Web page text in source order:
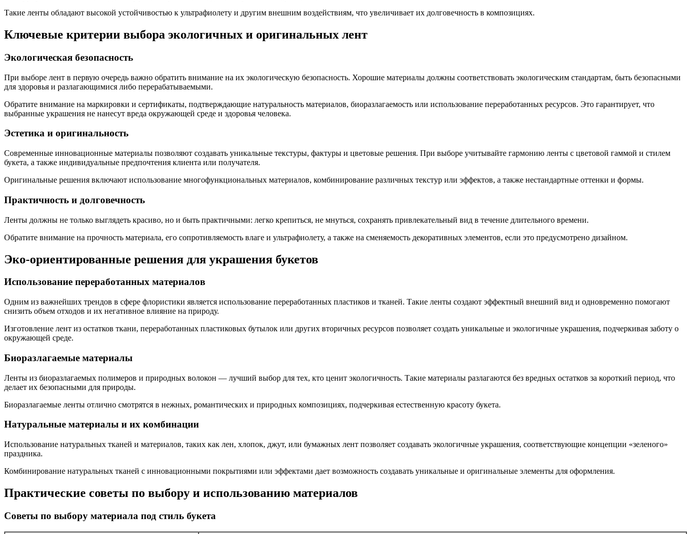
Такие ленты обладают высокой устойчивостью к ультрафиолету и другим внешним воздействиям, что увеличивает их долговечность в композициях.
Ключевые критерии выбора экологичных и оригинальных лент
Экологическая безопасность
При выборе лент в первую очередь важно обратить внимание на их экологическую безопасность. Хорошие материалы должны соответствовать экологическим стандартам, быть безопасными
для здоровья и разлагающимися либо перерабатываемыми.
Обратите внимание на маркировки и сертификаты, подтверждающие натуральность материалов, биоразлагаемость или использование переработанных ресурсов. Это гарантирует, что
выбранные украшения не нанесут вреда окружающей среде и здоровья человека.
Эстетика и оригинальность
Современные инновационные материалы позволяют создавать уникальные текстуры, фактуры и цветовые решения. При выборе учитывайте гармонию ленты с цветовой гаммой и стилем
букета, а также индивидуальные предпочтения клиента или получателя.
Оригинальные решения включают использование многофункциональных материалов, комбинирование различных текстур или эффектов, а также нестандартные оттенки и формы.
Практичность и долговечность
Ленты должны не только выглядеть красиво, но и быть практичными: легко крепиться, не мнуться, сохранять привлекательный вид в течение длительного времени.
Обратите внимание на прочность материала, его сопротивляемость влаге и ультрафиолету, а также на сменяемость декоративных элементов, если это предусмотрено дизайном.
Эко-ориентированные решения для украшения букетов
Использование переработанных материалов
Одним из важнейших трендов в сфере флористики является использование переработанных пластиков и тканей. Такие ленты создают эффектный внешний вид и одновременно помогают
снизить объем отходов и их негативное влияние на природу.
Изготовление лент из остатков ткани, переработанных пластиковых бутылок или других вторичных ресурсов позволяет создать уникальные и экологичные украшения, подчеркивая заботу о
окружающей среде.
Биоразлагаемые материалы
Ленты из биоразлагаемых полимеров и природных волокон — лучший выбор для тех, кто ценит экологичность. Такие материалы разлагаются без вредных остатков за короткий период, что
делает их безопасными для природы.
Биоразлагаемые ленты отлично смотрятся в нежных, романтических и природных композициях, подчеркивая естественную красоту букета.
Натуральные материалы и их комбинации
Использование натуральных тканей и материалов, таких как лен, хлопок, джут, или бумажных лент позволяет создавать экологичные украшения, соответствующие концепции «зеленого»
праздника.
Комбинирование натуральных тканей с инновационными покрытиями или эффектами дает возможность создавать уникальные и оригинальные элементы для оформления.
Практические советы по выбору и использованию материалов
Советы по выбору материала под стиль букета